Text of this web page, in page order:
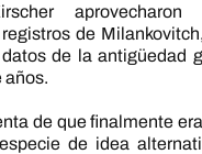
aprovecharon
de
de la antigüedad
años.
de que finalmente
de idea